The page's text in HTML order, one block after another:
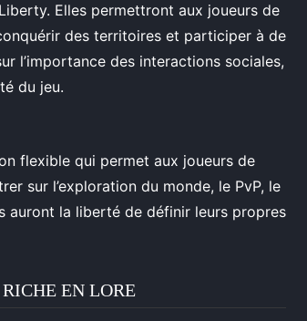
Elles permettront aux joueurs de
des territoires et participer à de
l’importance des interactions sociales,
du jeu.
flexible qui permet aux joueurs de
sur l’exploration du monde, le PvP, le
auront la liberté de définir leurs propres
EN LORE